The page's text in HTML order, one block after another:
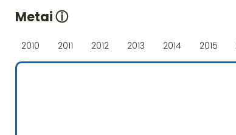
Metaiⓘ
2010 2011 2012 2013 2014 2015